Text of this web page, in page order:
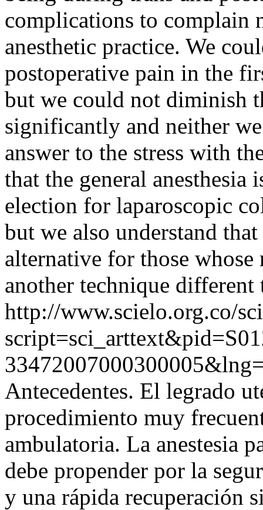
complications to complain
anesthetic practice. We
postoperative pain in the
but we could not diminish
significantly and neither
answer to the stress with
that the general anesthesia
election for laparoscopic
but we also understand
alternative for those
another technique different
http://www.scielo.org.co/
Antecedentes. El legrado
procedimiento muy
ambulatoria. La anestesia
debe propender por la
y una rápida recuperación